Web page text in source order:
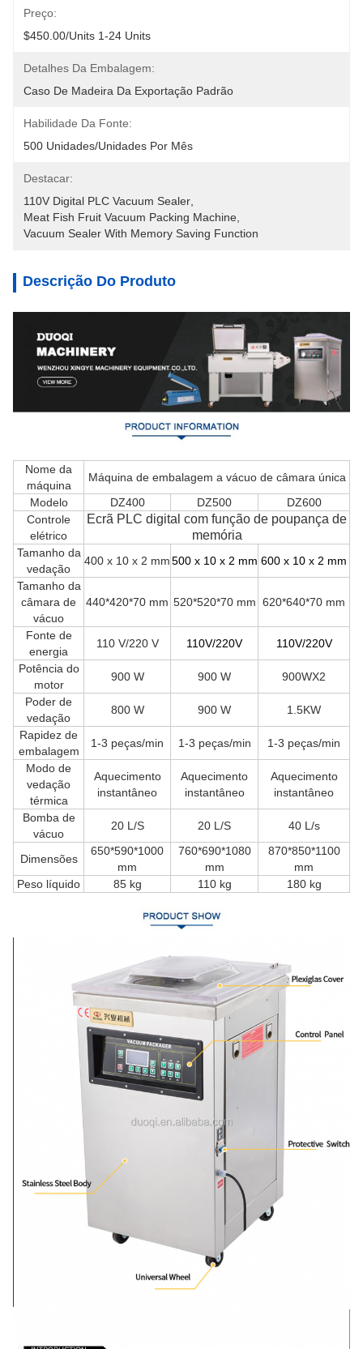
Preço:
$450.00/units 1-24 Units
Detalhes Da Embalagem:
Caso De Madeira Da Exportação Padrão
Habilidade Da Fonte:
500 Unidades/unidades Por Mês
Destacar:
110V Digital PLC Vacuum Sealer
Meat Fish Fruit Vacuum Packing Machine
Vacuum Sealer With Memory Saving Function
Descrição Do Produto
Nome da
máquina
Máquina de embalagem a vácuo de câmara única
Modelo
DZ400 DZ500
DZ600
Controle
elétrico
Ecrã PLC digital com função de poupança de
memória
Tamanho da
vedação
400 x 10 x 2 mm500 x 10 x 2 mm 600 x 10 x 2 mm
Tamanho da
câmara de
vácuo
440*420*70 mm 520*520*70 mm 620*640*70 mm
Fonte de
energia
110 V/220 V 110V/220V 110V/220V
Potência do
motor
900 W 900 W
900WX2
Poder de
vedação
800 W 900 W
1.5KW
Rapidez de
embalagem
1-3 peças/min 1-3 peças/min
1-3 peças/min
Modo de
vedação
térmica
Aquecimento
instantâneo
Aquecimento
instantâneo
Aquecimento
instantâneo
Bomba de
vácuo
20 L/S 20 L/S 40 L/s
Dimensões
650*590*1000
mm
760*690*1080
mm
870*850*1100
mm
Peso líquido
85 kg 110 kg 180 kg